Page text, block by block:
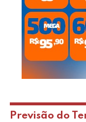
Previsão do